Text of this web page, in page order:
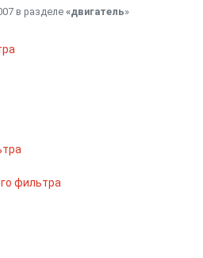
в разделе«двигатель»
фильтра